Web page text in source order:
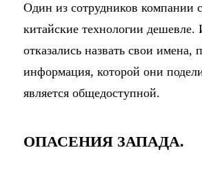
Один из сотрудников компании
китайские технологии дешевле.
отказались назвать свои имена,
информация, которой они
является общедоступной.
ОПАСЕНИЯ ЗАПАДА.